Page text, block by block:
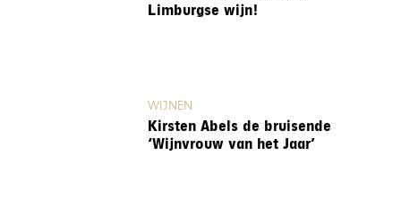
Limburgse wijn!
WIJNEN
Kirsten Abels de bruisende
‘Wijnvrouw van het Jaar’